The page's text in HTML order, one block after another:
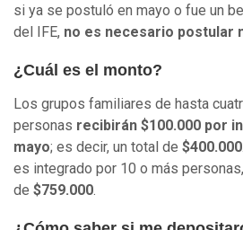
si ya se postuló en mayo o fue un
del IFE, no es necesario postular
¿Cuál es el monto?
Los grupos familiares de hasta
personas recibirán $100.000 por
mayo; es decir, un total de $400.000
es integrado por 10 o más
de $759.000.